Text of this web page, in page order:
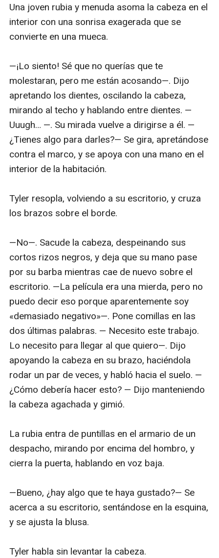
Una joven rubia y menuda asoma la cabeza en el
interior con una sonrisa exagerada que se
convierte en una mueca.
—¡Lo siento! Sé que no querías que te
molestaran, pero me están acosando—. Dijo
apretando los dientes, oscilando la cabeza,
mirando al techo y hablando entre dientes. —
Uuugh… —. Su mirada vuelve a dirigirse a él. —
¿Tienes algo para darles?— Se gira, apretándose
contra el marco, y se apoya con una mano en el
interior de la habitación.
Tyler resopla, volviendo a su escritorio, y cruza
los brazos sobre el borde.
—No—. Sacude la cabeza, despeinando sus
cortos rizos negros, y deja que su mano pase
por su barba mientras cae de nuevo sobre el
escritorio. —La película era una mierda, pero no
puedo decir eso porque aparentemente soy
«demasiado negativo»—. Pone comillas en las
dos últimas palabras. — Necesito este trabajo.
Lo necesito para llegar al que quiero—. Dijo
apoyando la cabeza en su brazo, haciéndola
rodar un par de veces, y habló hacia el suelo. —
¿Cómo debería hacer esto? — Dijo manteniendo
la cabeza agachada y gimió.
La rubia entra de puntillas en el armario de un
despacho, mirando por encima del hombro, y
cierra la puerta, hablando en voz baja.
—Bueno, ¿hay algo que te haya gustado?— Se
acerca a su escritorio, sentándose en la esquina,
y se ajusta la blusa.
Tyler habla sin levantar la cabeza.